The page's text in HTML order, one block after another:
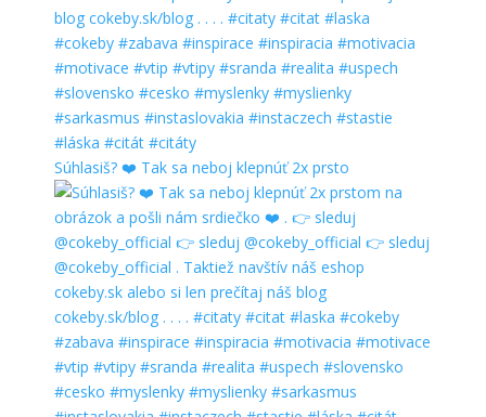
Súhlasiš? ❤️ Tak sa neboj klepnúť 2x prsto